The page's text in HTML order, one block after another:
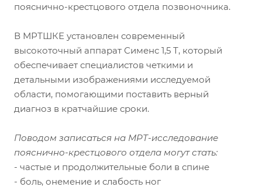
пояснично-крестцового отдела позвоночника.
В МРТШКЕ установлен современный
высокоточный аппарат Сименс 1,5 Т, который
обеспечивает специалистов четкими и
детальными изображениями исследуемой
области, помогающими поставить верный
диагноз в кратчайшие сроки.
Поводом записаться на МРТ-исследование
пояснично-крестцового отдела могут стать:
- частые и продолжительные боли в спине
- боль, онемение и слабость ног